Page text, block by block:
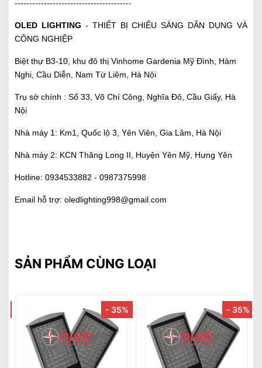
----------------------------------------
OLED LIGHTING - THIẾT BỊ CHIẾU SÁNG DÂN DỤNG VÀ
CÔNG NGHIỆP
Biệt thự B3-10, khu đô thị Vinhome Gardenia Mỹ Đình, Hàm
Nghi, Cầu Diễn, Nam Từ Liêm, Hà Nội
Trụ sở chính : Số 33, Võ Chí Công, Nghĩa Đô, Cầu Giấy, Hà
Nội
Nhà máy 1: Km1, Quốc lộ 3, Yên Viên, Gia Lâm, Hà Nội
Nhà máy 2: KCN Thăng Long II, Huyện Yên Mỹ, Hưng Yên
Hotline: 0934533882 - 0987375998
Email hỗ trợ: oledlighting998@gmail.com
SẢN PHẨM CÙNG LOẠI
- 35% - 35%